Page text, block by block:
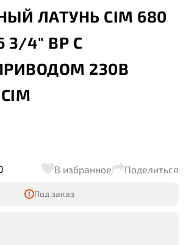
ЛАТУНЬ CIM 680
3/4" ВР С
230В
В избранное Поделиться
Под заказ